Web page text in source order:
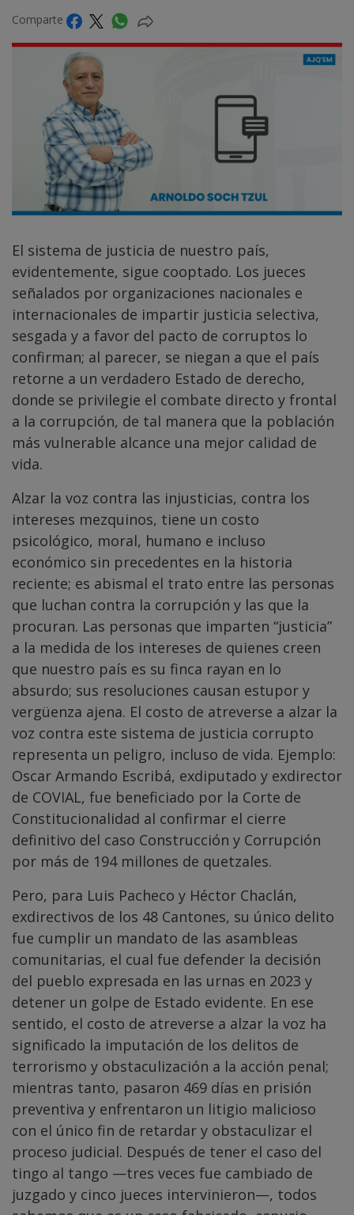
Comparte
El sistema de justicia de nuestro país,
evidentemente, sigue cooptado. Los jueces
señalados por organizaciones nacionales e
internacionales de impartir justicia selectiva,
sesgada y a favor del pacto de corruptos lo
confirman; al parecer, se niegan a que el país
retorne a un verdadero Estado de derecho,
donde se privilegie el combate directo y frontal
a la corrupción, de tal manera que la población
más vulnerable alcance una mejor calidad de
vida.
Alzar la voz contra las injusticias, contra los
intereses mezquinos, tiene un costo
psicológico, moral, humano e incluso
económico sin precedentes en la historia
reciente; es abismal el trato entre las personas
que luchan contra la corrupción y las que la
procuran. Las personas que imparten “justicia”
a la medida de los intereses de quienes creen
que nuestro país es su finca rayan en lo
absurdo; sus resoluciones causan estupor y
vergüenza ajena. El costo de atreverse a alzar la
voz contra este sistema de justicia corrupto
representa un peligro, incluso de vida. Ejemplo:
Oscar Armando Escribá, exdiputado y exdirector
de COVIAL, fue beneficiado por la Corte de
Constitucionalidad al confirmar el cierre
definitivo del caso Construcción y Corrupción
por más de 194 millones de quetzales.
Pero, para Luis Pacheco y Héctor Chaclán,
exdirectivos de los 48 Cantones, su único delito
fue cumplir un mandato de las asambleas
comunitarias, el cual fue defender la decisión
del pueblo expresada en las urnas en 2023 y
detener un golpe de Estado evidente. En ese
sentido, el costo de atreverse a alzar la voz ha
significado la imputación de los delitos de
terrorismo y obstaculización a la acción penal;
mientras tanto, pasaron 469 días en prisión
preventiva y enfrentaron un litigio malicioso
con el único fin de retardar y obstaculizar el
proceso judicial. Después de tener el caso del
tingo al tango —tres veces fue cambiado de
juzgado y cinco jueces intervinieron—, todos